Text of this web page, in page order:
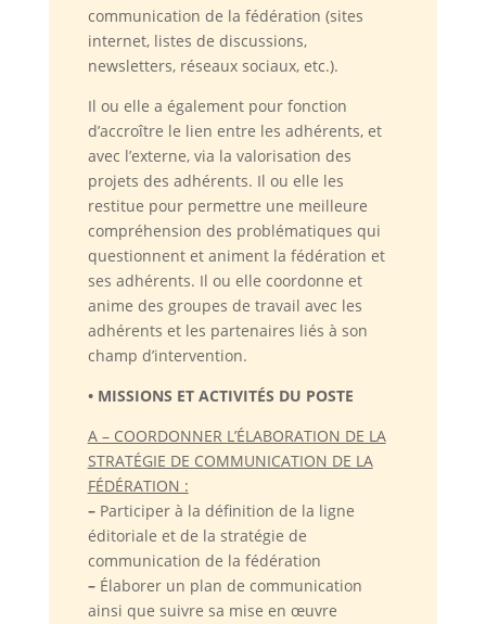
communication de la fédération (sites
internet, listes de discussions,
newsletters, réseaux sociaux, etc.).
Il ou elle a également pour fonction
d’accroître le lien entre les adhérents, et
avec l’externe, via la valorisation des
projets des adhérents. Il ou elle les
restitue pour permettre une meilleure
compréhension des problématiques qui
questionnent et animent la fédération et
ses adhérents. Il ou elle coordonne et
anime des groupes de travail avec les
adhérents et les partenaires liés à son
champ d’intervention.
• MISSIONS ET ACTIVITÉS DU POSTE
A – COORDONNER L’ÉLABORATION DE LA
STRATÉGIE DE COMMUNICATION DE LA
FÉDÉRATION :
–Participer à la définition de la ligne
éditoriale et de la stratégie de
communication de la fédération
–Élaborer un plan de communication
ainsi que suivre sa mise en œuvre